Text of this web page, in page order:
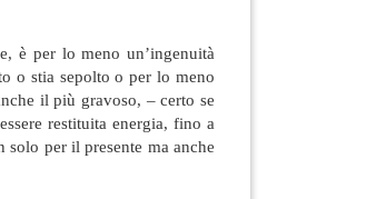
è per lo meno un’ingenuità
o stia sepolto o per lo meno
il più gravoso, – certo se
restituita energia, fino a
per il presente ma anche